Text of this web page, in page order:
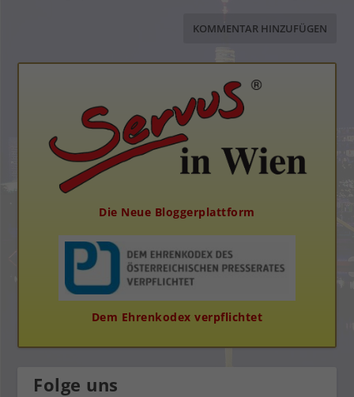
Die Neue Bloggerplattform
Dem Ehrenkodex verpflichtet
Folge uns